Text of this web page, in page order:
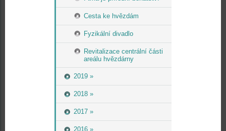
Cesta ke hvězdám
Fyzikální divadlo
Revitalizace centrální části
areálu hvězdárny
2019 »
2018 »
2017 »
2016 »